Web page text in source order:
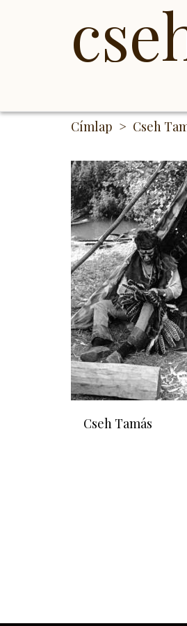
Címlap
Cseh
Cseh Tamás